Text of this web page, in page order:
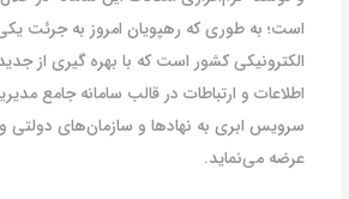
است؛ به طوری که رهپویان امروز به جرئت
الکترونیکی کشور است که با بهره گیری از
اطلاعات و ارتباطات در قالب سامانه جامع
سرویس ابری به نهادها و سازمان‌های
عرضه می‌نماید.